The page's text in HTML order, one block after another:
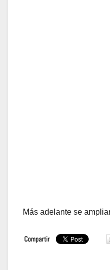
Más adelante se